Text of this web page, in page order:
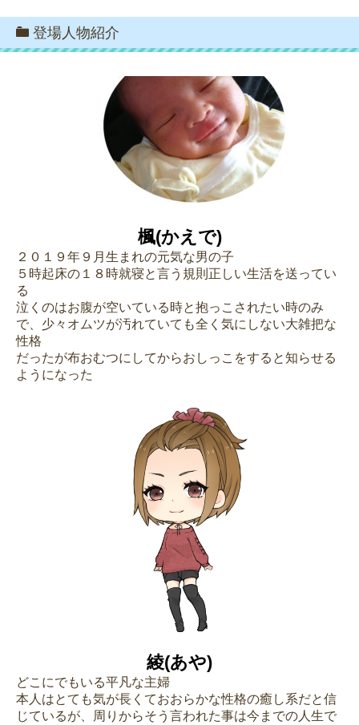
登場人物紹介
楓(かえで)
２０１９年９月生まれの元気な男の子
５時起床の１８時就寝と言う規則正しい生活を送ってい
る
泣くのはお腹が空いている時と抱っこされたい時のみ
で、少々オムツが汚れていても全く気にしない大雑把な
性格
だったが布おむつにしてからおしっこをすると知らせる
ようになった
綾(あや)
どこにでもいる平凡な主婦
本人はとても気が長くておおらかな性格の癒し系だと信
じているが、周りからそう言われた事は今までの人生で